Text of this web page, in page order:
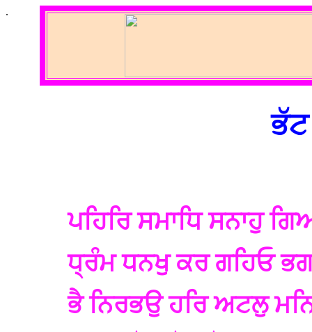
.
ਭੱਟ
ਪਹਿਰਿ ਸਮਾਧਿ ਸਨਾਹੁ
ਧ੍ਰੰਮ ਧਨਖੁ ਕਰ ਗਹਿਓ
ਭੈ ਨਿਰਭਉ ਹਰਿ ਅਟਲੁ